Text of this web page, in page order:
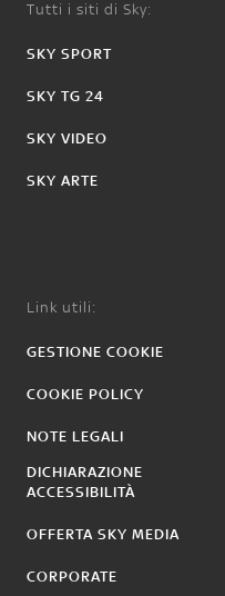
Tutti i siti di Sky:
SKY SPORT
SKY TG 24
SKY VIDEO
SKY ARTE
Link utili:
GESTIONE COOKIE
COOKIE POLICY
NOTE LEGALI
DICHIARAZIONE
ACCESSIBILITÀ
OFFERTA SKY MEDIA
CORPORATE